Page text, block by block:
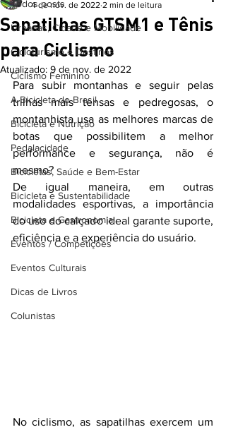
Todos posts
Urbanas, Cidade e Mobilidade
Cicloturismo e Destinos
Ciclismo Feminino
A Bicicleta do Brasil
Bicicleta e Nutrição
Pedalacidade
Bicicletas, Saúde e Bem-Estar
Bicicleta e Sustentabilidade
Bicicleta e Gastronomia
Eventos / Competições
Eventos Culturais
Dicas de Livros
Colunistas
Sapatilhas GTSM1 e Tênis
para Ciclismo
4 de nov. de 2022 2 min de leitura
Atualizado: 9 de nov. de 2022
Para subir montanhas e seguir pelas
trilhas mais tensas e pedregosas, o
montanhista usa as melhores marcas de
botas que possibilitem a melhor
performance e segurança, não é
mesmo?
De igual maneira, em outras
modalidades esportivas, a importância
do uso do calçado ideal garante suporte,
eficiência e a experiência do usuário.
No ciclismo, as sapatilhas exercem um